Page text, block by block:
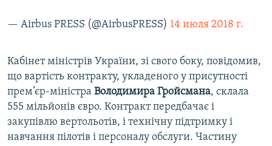
— Airbus PRESS (@AirbusPRESS) 14 июля 2018 г.
Кабінет міністрів України, зі свого боку, повідомив,
що вартість контракту, укладеного у присутності
прем’єр-міністра Володимира Гройсмана, склала
555 мільйонів євро. Контракт передбачає і
закупівлю вертольотів, і технічну підтримку і
навчання пілотів і персоналу обслуги. Частину